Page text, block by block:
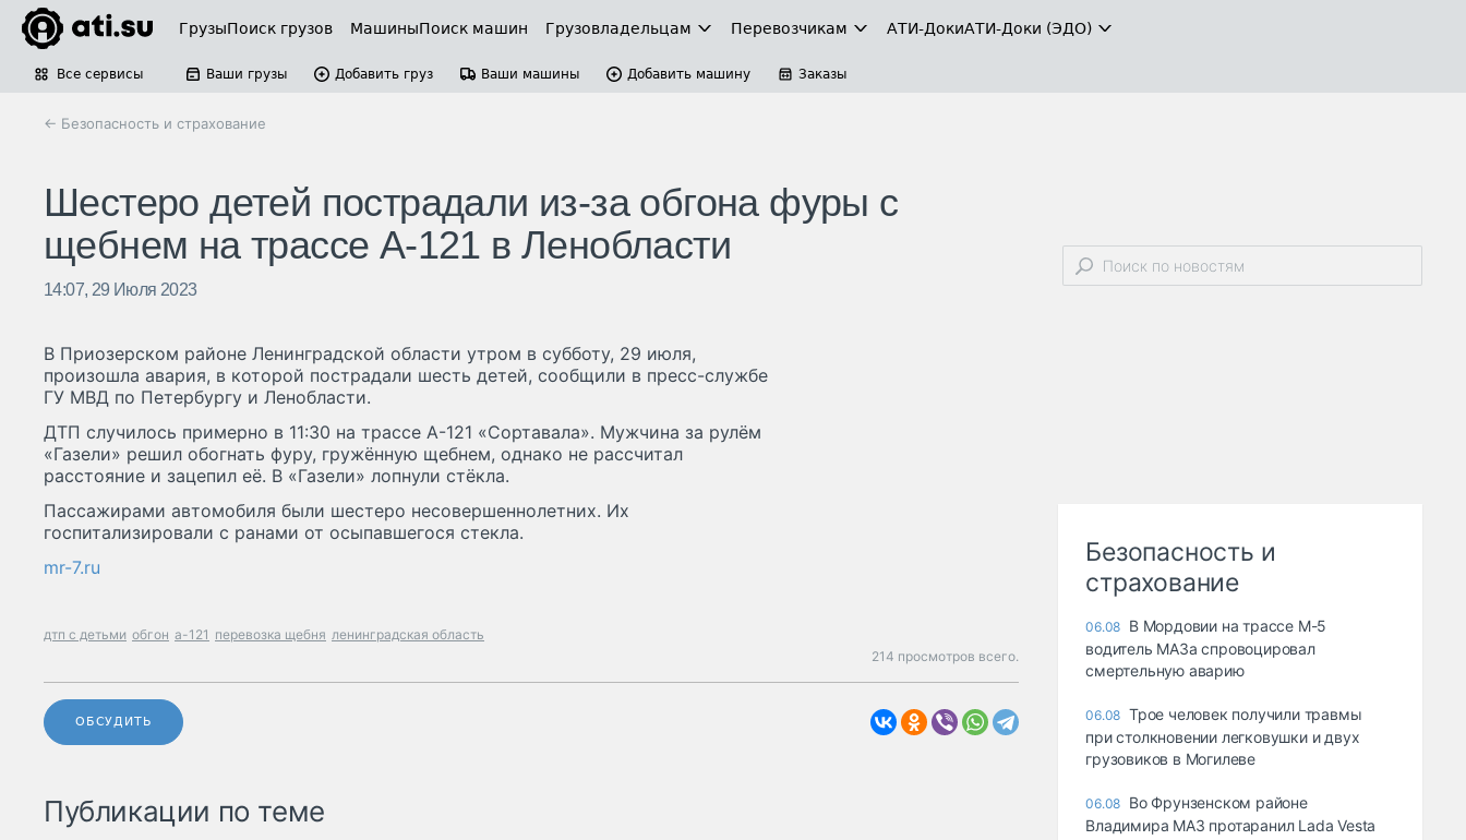
ГрузыПоиск грузов МашиныПоиск машин Грузовладельцам Перевозчикам АТИ-ДокиАТИ-Доки (ЭДО)
Все сервисы Ваши грузы Добавить груз Ваши машины Добавить машину Заказы
← Безопасность и страхование
Шестеро детей пострадали из-за обгона фуры с
щебнем на трассе А-121 в Ленобласти
14:07, 29 Июля 2023
В Приозерском районе Ленинградской области утром в субботу, 29 июля,
произошла авария, в которой пострадали шесть детей, сообщили в пресс-службе
ГУ МВД по Петербургу и Ленобласти.
ДТП случилось примерно в 11:30 на трассе А-121 «Сортавала». Мужчина за рулём
«Газели» решил обогнать фуру, гружённую щебнем, однако не рассчитал
расстояние и зацепил её. В «Газели» лопнули стёкла.
Пассажирами автомобиля были шестеро несовершеннолетних. Их
госпитализировали с ранами от осыпавшегося стекла.
mr-7.ru
дтп с детьми обгон а-121 перевозка щебня ленинградская область
214 просмотров всего.
ОБСУДИТЬ
Публикации по теме
Безопасность и
страхование
06.08 В Мордовии на трассе М-5
водитель МАЗа спровоцировал
смертельную аварию
06.08 Трое человек получили травмы
при столкновении легковушки и двух
грузовиков в Могилеве
06.08 Во Фрунзенском районе
Владимира МАЗ протаранил Lada Vesta